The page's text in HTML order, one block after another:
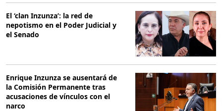
El ‘clan Inzunza’: la red de
nepotismo en el Poder Judicial y
el Senado
Enrique Inzunza se ausentará de
la Comisión Permanente tras
acusaciones de vínculos con el
narco